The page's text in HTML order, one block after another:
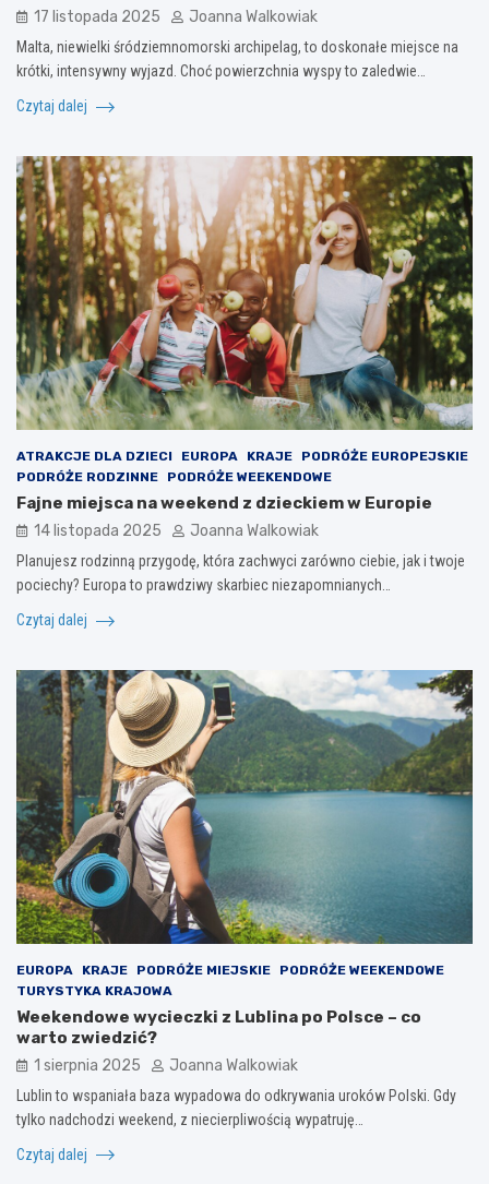
17 listopada 2025 Joanna Walkowiak
Malta, niewielki śródziemnomorski archipelag, to doskonałe miejsce na
krótki, intensywny wyjazd. Choć powierzchnia wyspy to zaledwie…
Czytaj dalej
ATRAKCJE DLA DZIECI EUROPA KRAJE
PODRÓŻE EUROPEJSKIE
PODRÓŻE RODZINNE
PODRÓŻE WEEKENDOWE
Fajne miejsca na weekend z dzieckiem w Europie
14 listopada 2025 Joanna Walkowiak
Planujesz rodzinną przygodę, która zachwyci zarówno ciebie, jak i twoje
pociechy? Europa to prawdziwy skarbiec niezapomnianych…
Czytaj dalej
EUROPA KRAJE PODRÓŻE MIEJSKIE
PODRÓŻE WEEKENDOWE
TURYSTYKA KRAJOWA
Weekendowe wycieczki z Lublina po Polsce – co
warto zwiedzić?
1 sierpnia 2025 Joanna Walkowiak
Lublin to wspaniała baza wypadowa do odkrywania uroków Polski. Gdy
tylko nadchodzi weekend, z niecierpliwością wypatruję…
Czytaj dalej